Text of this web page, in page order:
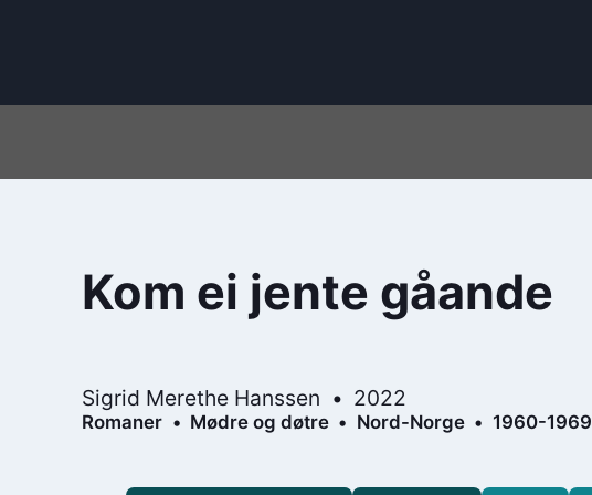
Kom ei jente gåande
Sigrid Merethe Hanssen 2022
Romaner Mødre og døtre Nord-Norge 1960-1969